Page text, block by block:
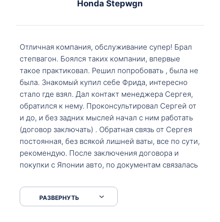
Honda Stepwgn
Отличная компания, обслуживание супер! Брал
степвагон. Боялся таких компании, впервые
такое практиковал. Решил попробовать , была не
была. Знакомый купил себе Фрида, интересно
стало где взял. Дал контакт менеджера Сергея,
обратился к нему. Проконсультировал Сергей от
и до, и без задних мыслей начал с ним работать
(договор заключать) . Обратная связь от Сергея
постоянная, без всякой лишней ваты, все по сути,
рекомендую. После заключения договора и
покупки с Японии авто, по документам связалась
что заполнить, куда зайти, образцы и т.д. После
приехал за авто. Меня тепло встретили Сергей с
РАЗВЕРНУТЬ